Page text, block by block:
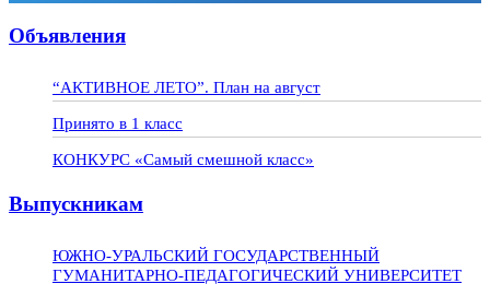
Объявления
“АКТИВНОЕ ЛЕТО”. План на август
Принято в 1 класс
КОНКУРС «Самый смешной класс»
Выпускникам
ЮЖНО-УРАЛЬСКИЙ ГОСУДАРСТВЕННЫЙ
ГУМАНИТАРНО-ПЕДАГОГИЧЕСКИЙ УНИВЕРСИТЕТ